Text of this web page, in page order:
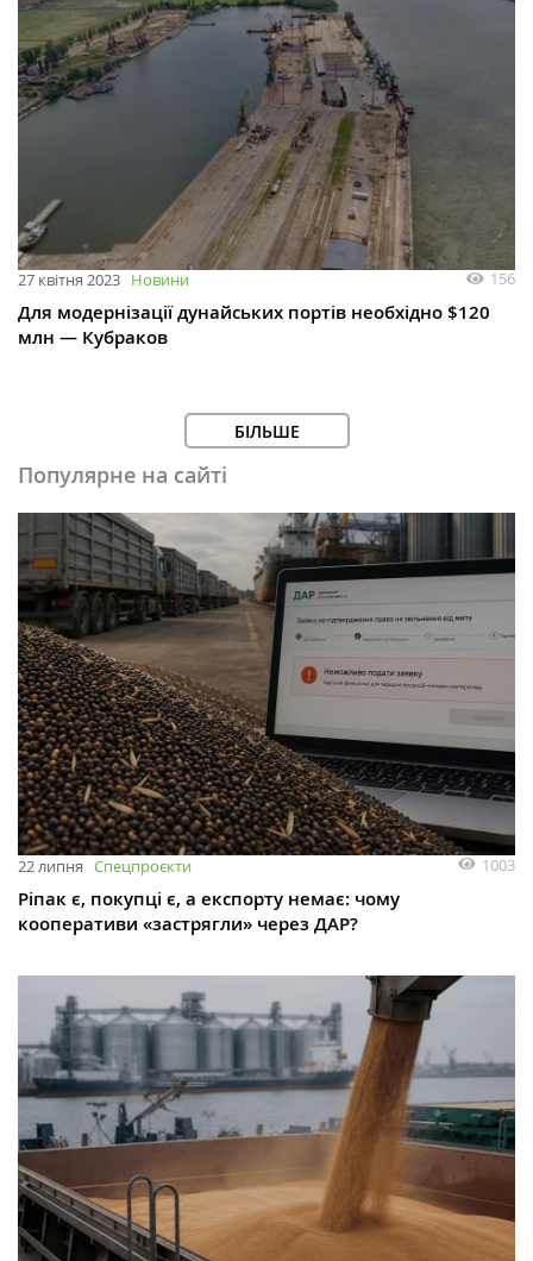
27 квітня 2023 Новини 156
Для модернізації дунайських портів необхідно $120
млн — Кубраков
БІЛЬШЕ
Популярне на сайті
22 липня Спецпроєкти 1003
Ріпак є, покупці є, а експорту немає: чому
кооперативи «застрягли» через ДАР?